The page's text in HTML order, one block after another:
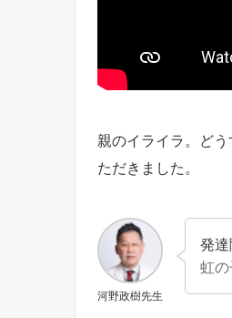
親のイライラ。ど
ただきました。
河野政樹先生
発達
虹